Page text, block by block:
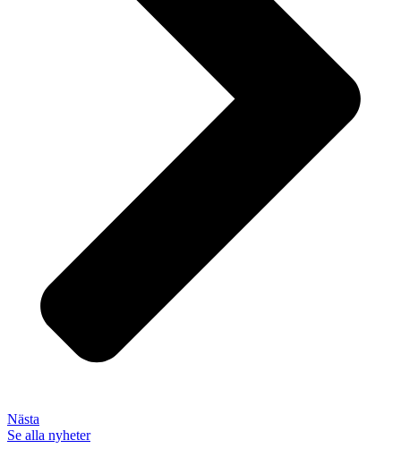
Nästa
Se alla nyheter